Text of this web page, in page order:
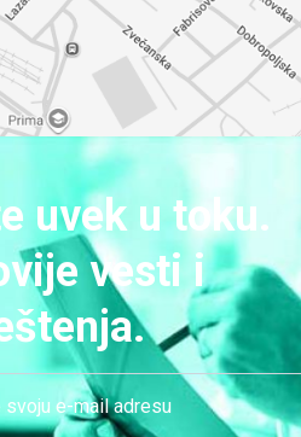
uvek u toku.
vesti i